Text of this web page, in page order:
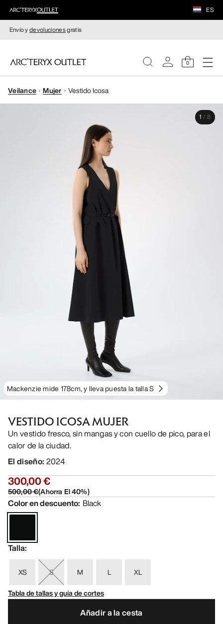
ES
Envío ydevolucionesgratis
0
MUJERE
Veilance Mujer Vestido Icosa
Mackenzie mide 178cm, y lleva puesta la talla S
1 / 8
VESTIDO ICOSA MUJER
Un vestido fresco, sin mangas y con cuello de pico, para el
calor de la ciudad.
El diseño: 2024
300,00 €
500,00 €(Ahorra El40%)
Color en descuento: Black
Talla:
XS S M L
XL
Tabla de tallas y guía de cortes
Añadir a la cesta